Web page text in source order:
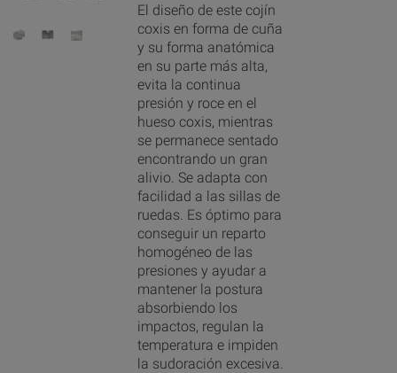
El diseño de este cojín
coxis en forma de cuña
y su forma anatómica
en su parte más alta,
evita la continua
presión y roce en el
hueso coxis, mientras
se permanece sentado
encontrando un gran
alivio. Se adapta con
facilidad a las sillas de
ruedas. Es óptimo para
conseguir un reparto
homogéneo de las
presiones y ayudar a
mantener la postura
absorbiendo los
impactos, regulan la
temperatura e impiden
la sudoración excesiva.